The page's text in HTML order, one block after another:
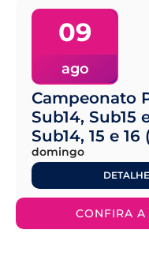
09
ago
Campeonato
Sub14, Sub15
Sub14, 15 e 16
domingo
CONFIRA